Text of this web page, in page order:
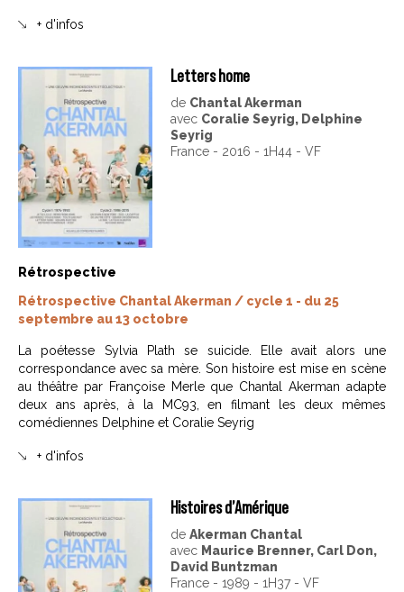
+ d'infos
Letters home
de Chantal Akerman
avec Coralie Seyrig, Delphine
Seyrig
France - 2016 - 1H44 - VF
Rétrospective
Rétrospective Chantal Akerman / cycle 1 - du 25
septembre au 13 octobre
La poétesse Sylvia Plath se suicide. Elle avait alors une
correspondance avec sa mère. Son histoire est mise en scène
au théâtre par Françoise Merle que Chantal Akerman adapte
deux ans après, à la MC93, en filmant les deux mêmes
comédiennes Delphine et Coralie Seyrig
+ d'infos
Histoires d’Amérique
de Akerman Chantal
avec Maurice Brenner, Carl Don,
David Buntzman
France - 1989 - 1H37 - VF